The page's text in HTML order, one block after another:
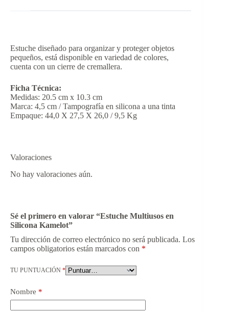
Estuche diseñado para organizar y proteger objetos
pequeños, está disponible en variedad de colores,
cuenta con un cierre de cremallera.
Ficha Técnica:
Medidas: 20.5 cm x 10.3 cm
Marca: 4,5 cm / Tampografía en silicona a una tinta
Empaque: 44,0 X 27,5 X 26,0 / 9,5 Kg
Valoraciones
No hay valoraciones aún.
Sé el primero en valorar “Estuche Multiusos en
Silicona Kamelot”
Tu dirección de correo electrónico no será publicada. Los
campos obligatorios están marcados con *
TU PUNTUACIÓN *
Nombre *